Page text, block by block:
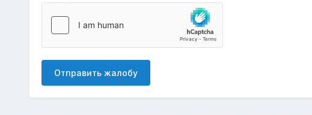
Отправить жалобу